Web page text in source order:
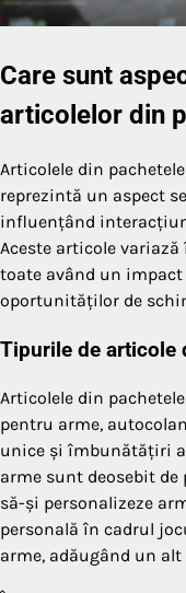
Care sunt
articolelor din
Articolele din
reprezintă un aspect
influențând
Aceste articole
toate având un
oportunităților de
Tipurile de articole
Articolele din
pentru arme,
unice și îmbunătățiri
arme sunt deosebit
să-și personalizeze
personală în cadrul
arme, adăugând un